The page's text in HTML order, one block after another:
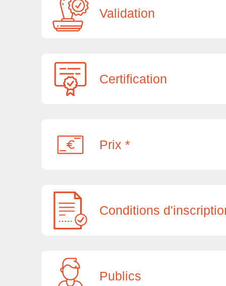
Validation
Certification
Prix *
Conditions
Publics